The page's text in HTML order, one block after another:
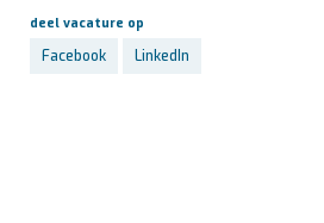
deel vacature op
Facebook LinkedIn